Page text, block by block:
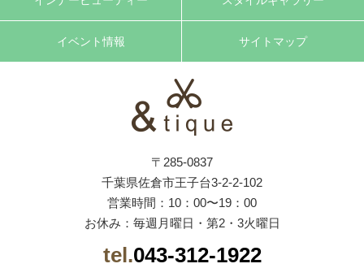
イベント情報 サイトマップ
〒285-0837
千葉県佐倉市王子台3-2-2-102
営業時間：10：00〜19：00
お休み：毎週月曜日・第2・3火曜日
tel.043-312-1922